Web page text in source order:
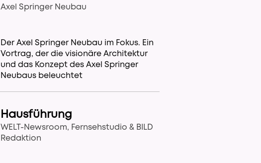
Axel Springer Neubau
Der Axel Springer Neubau im Fokus. Ein
Vortrag, der die visionäre Architektur
und das Konzept des Axel Springer
Neubaus beleuchtet
Hausführung
WELT-Newsroom, Fernsehstudio & BILD
Redaktion